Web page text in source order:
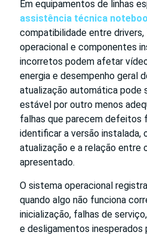
Em equipamentos de linhas
assistência técnica
compatibilidade entre
operacional e componentes
incorretos podem afetar
energia e desempenho geral
atualização automática pode
estável por outro menos
falhas que parecem defeitos
identificar a versão instalada,
atualização e a relação entre
apresentado.
O sistema operacional
quando algo não funciona
inicialização, falhas de
e desligamentos inesperados